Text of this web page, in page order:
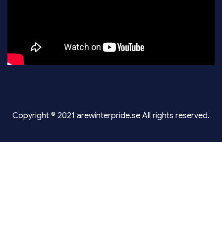
Copyright © 2021 arewinterpride.se All rights reserved.